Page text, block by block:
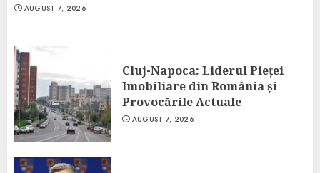
AUGUST 7, 2026
Cluj-Napoca: Liderul Pieței
Imobiliare din România și
Provocările Actuale
AUGUST 7, 2026